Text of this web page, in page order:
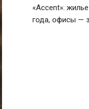
«Accent»:
года, офисы —